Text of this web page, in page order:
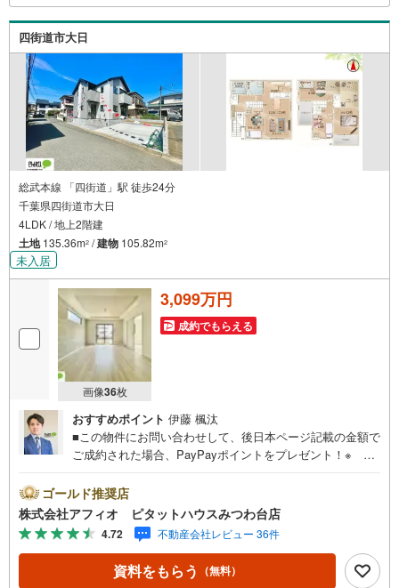
アフィオで今すぐ検索‥
四街道市大日
総武本線 「四街道」駅 徒歩24分
千葉県四街道市大日
4LDK / 地上2階建
土地135.36m2 /建物 105.82m2
未入居
画像36枚
3,099万円
成約でもらえる
おすすめポイント 伊藤 楓汰
■この物件にお問い合わせして、後日本ページ記載の金額で
ご成約された場合、PayPayポイントをプレゼント！※ 条
中‥365日ご案内いつでも大歓迎!!JR総武線「四街道」駅徒
歩24分カースペース並列2台分あり■家族との会話も弾むリ
ビングイン階段■リビング全体を見渡せるカウンターキッチ
ン■毎日の家事の負担を軽減させる食器洗乾燥機■LDK広々
17.5帖！家族みんなでのんびり寛げますね■収納たっぷりウ
ォークインクローゼット2か所設置■季節もの家電の収納や
ゴールド推奨店
株式会社アフィオ ピタットハウスみつわ台店
4.72 不動産会社レビュー 36件
資料をもらう （無料）